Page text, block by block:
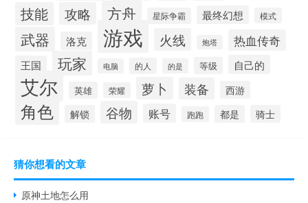
技能 攻略 方舟 星际争霸 最终幻想 模式
武器 洛克 游戏 火线 炮塔 热血传奇
王国 玩家 电脑 的人 的是 等级 自己的
艾尔 英雄 荣耀 萝卜 装备 西游
角色 解锁 谷物 账号 跑跑 都是 骑士
猜你想看的文章
原神土地怎么用